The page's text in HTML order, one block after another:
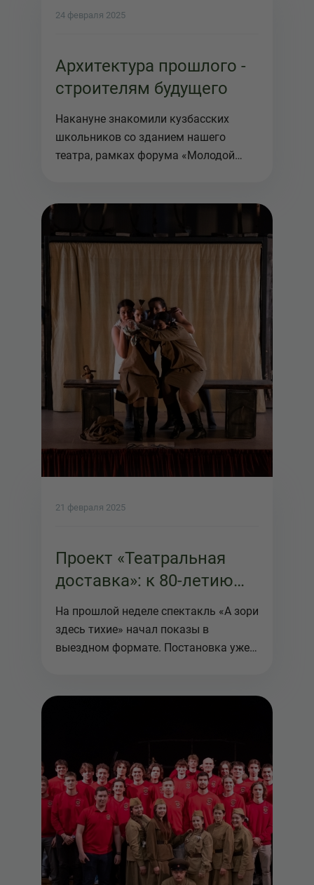
24 февраля 2025
Архитектура прошлого -
строителям будущего
Накануне знакомили кузбасских
школьников со зданием нашего
театра, рамках форума «Молодой
21 февраля 2025
Проект «Театральная
доставка»: к 80-летию
Победы
На прошлой неделе спектакль «А зори
здесь тихие» начал показы в
выездном формате. Постановка уже